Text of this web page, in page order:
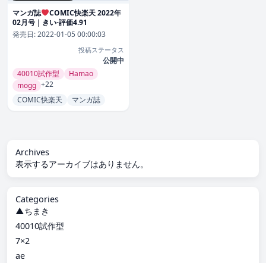
マンガ誌
COMIC快楽天 2022年
02月号｜きい-評価4.91
発売日:2022-01-05 00:00:03
投稿ステータス
公開中
40010試作型
Hamao
mogg +22
COMIC快楽天
マンガ誌
Archives
表示するアーカイブはありません。
Categories
▲ちまき
40010試作型
7×2
ae